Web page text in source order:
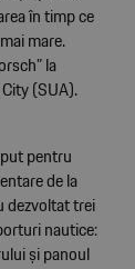
în timp ce
mare.
la
(SUA).
pentru
de la
dezvoltat trei
nautice:
și panoul